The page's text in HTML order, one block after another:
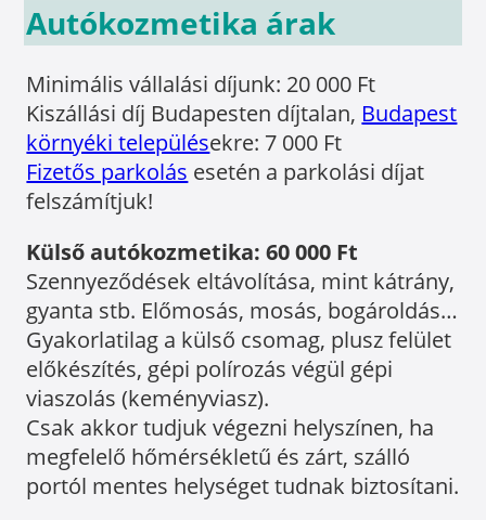
Autókozmetika árak
Minimális vállalási díjunk: 20 000 Ft
Kiszállási díj Budapesten díjtalan, Budapest
környéki településekre: 7 000 Ft
Fizetős parkolás esetén a parkolási díjat
felszámítjuk!
Külső autókozmetika: 60 000 Ft
Szennyeződések eltávolítása, mint kátrány,
gyanta stb. Előmosás, mosás, bogároldás…
Gyakorlatilag a külső csomag, plusz felület
előkészítés, gépi polírozás végül gépi
viaszolás (keményviasz).
Csak akkor tudjuk végezni helyszínen, ha
megfelelő hőmérsékletű és zárt, szálló
portól mentes helységet tudnak biztosítani.